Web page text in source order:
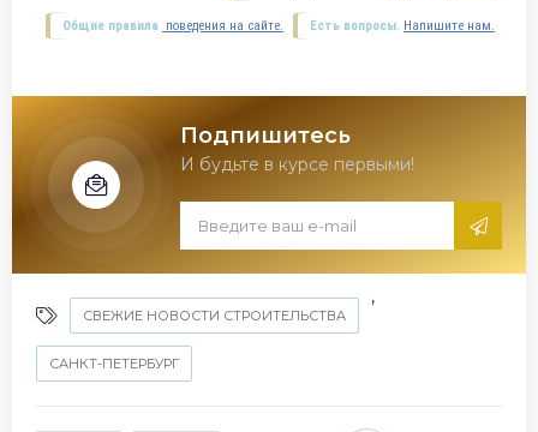
Есть вопросы. Напишите нам.
Общие правила поведения на сайте.
Подпишитесь
И будьте в курсе первыми!
СВЕЖИЕ НОВОСТИ СТРОИТЕЛЬСТВА
,
САНКТ-ПЕТЕРБУРГ